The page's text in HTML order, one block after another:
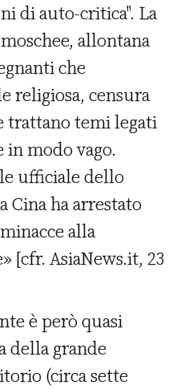
di auto-critica". La
allontana
che
religiosa, censura
trattano temi legati
in modo vago.
ufficiale dello
Cina ha arrestato
alla
[cfr. AsiaNews.it, 23
è però quasi
della grande
(circa sette